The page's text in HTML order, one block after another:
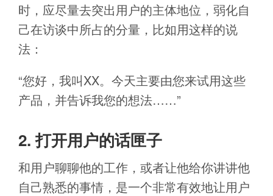
时，应尽量去突出用户的主体地位，弱化自
己在访谈中所占的分量，比如用这样的说
法：
“您好，我叫XX。今天主要由您来试用这些
产品，并告诉我您的想法……”
2. 打开用户的话匣子
和用户聊聊他的工作，或者让他给你讲讲他
自己熟悉的事情，是一个非常有效地让用户